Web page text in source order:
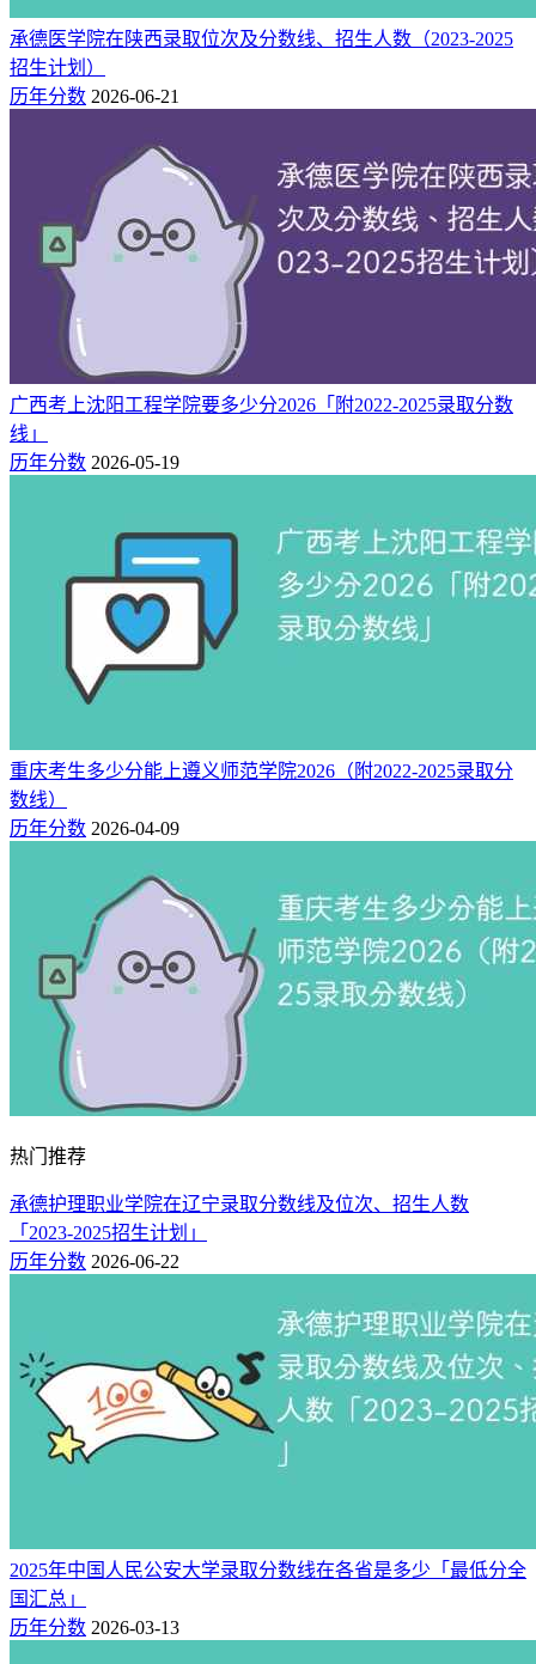
承德医学院在陕西录取位次及分数线、招生人数（2023-2025
招生计划）
历年分数 2026-06-21
广西考上沈阳工程学院要多少分2026「附2022-2025录取分数
线」
历年分数 2026-05-19
重庆考生多少分能上遵义师范学院2026（附2022-2025录取分
数线）
历年分数 2026-04-09
热门推荐
承德护理职业学院在辽宁录取分数线及位次、招生人数
「2023-2025招生计划」
历年分数 2026-06-22
2025年中国人民公安大学录取分数线在各省是多少「最低分全
国汇总」
历年分数 2026-03-13